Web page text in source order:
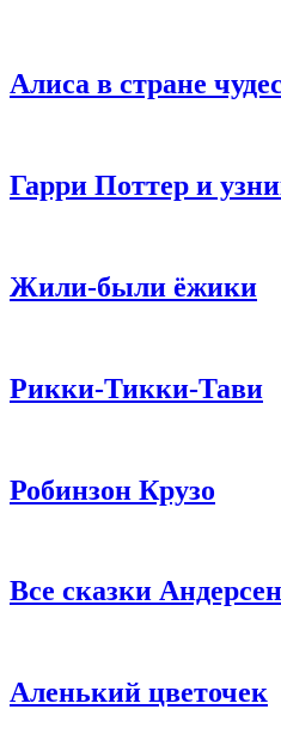
Алиса в стране чудес
Гарри Поттер и
Жили-были ёжики
Рикки-Тикки-Тави
Робинзон Крузо
Все сказки
Аленький цветочек